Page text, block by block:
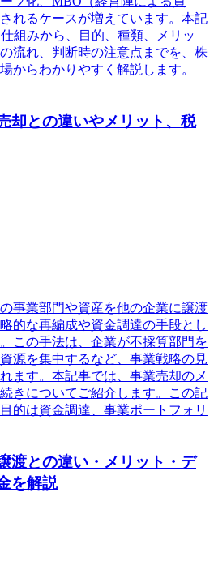
れるケースが増えています。本記
組みから、目的、種類、メリッ
流れ、判断時の注意点までを、株
からわかりやすく解説します。
却との違いやメリット、税
事業部門や資産を他の企業に譲渡
的な再編成や資金調達の手段とし
この手法は、企業が不採算部門を
源を集中するなど、事業戦略の見
ます。本記事では、事業売却のメ
きについてご紹介します。この記
的は資金調達、事業ポートフォリ
渡との違い・メリット・デ
を解説